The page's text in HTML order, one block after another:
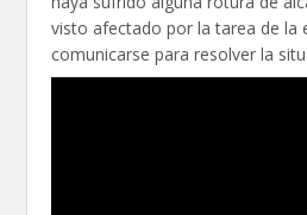
visto afectado por la tarea de la
comunicarse para resolver la